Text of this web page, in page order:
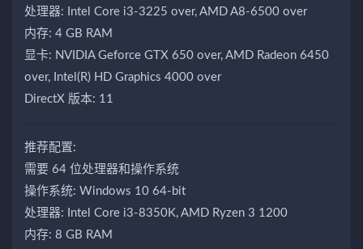
处理器: Intel Core i3-3225 over, AMD A8-6500 over
内存: 4 GB RAM
显卡: NVIDIA Geforce GTX 650 over, AMD Radeon 6450
over, Intel(R) HD Graphics 4000 over
DirectX 版本: 11
推荐配置:
需要 64 位处理器和操作系统
操作系统: Windows 10 64-bit
处理器: Intel Core i3-8350K, AMD Ryzen 3 1200
内存: 8 GB RAM